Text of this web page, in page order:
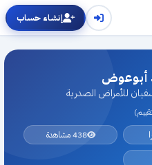
إنشاء حساب
أبوعوض
للأمراض الصدرية
438 مشاهدة